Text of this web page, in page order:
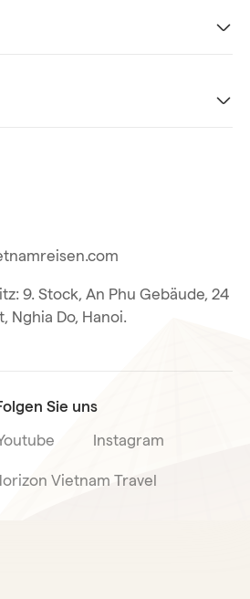
Tourismuslizenz
9. Stock, An Phu Gebäude, 24
Nghia Do, Hanoi.
Sie uns
Instagram
Vietnam Travel